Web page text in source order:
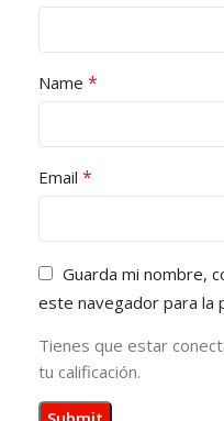
Name *
Email *
Guarda mi nombre,
este navegador para la
Tienes que estar
tu calificación.